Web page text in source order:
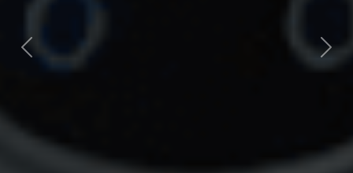
Previous
Next